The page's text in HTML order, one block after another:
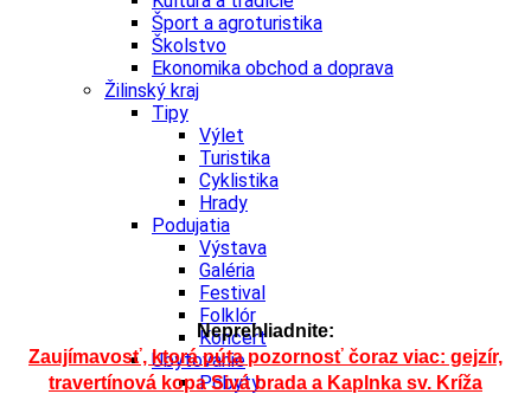
Šport a agroturistika
Školstvo
Ekonomika obchod a doprava
Žilinský kraj
Tipy
Výlet
Turistika
Cyklistika
Hrady
Podujatia
Výstava
Galéria
Festival
Folklór
Koncert
Ubytovanie
Pobyty
Neprehliadnite:
Zaujímavosť, ktorá púta pozornosť čoraz viac: gejzír,
travertínová kopa Sivá brada a Kaplnka sv. Kríža